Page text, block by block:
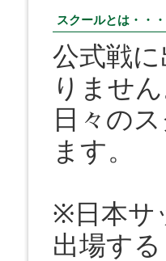
スクールとは・・・
公式戦
りませ
日々の
ます。
※日本サ
出場す